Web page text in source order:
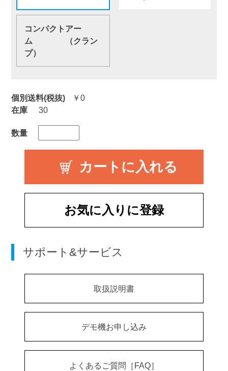
個別送料(税抜) ￥0
コンパクトアー
ム （クラン
プ）
在庫 30
数量
お気に入りに登録
サポート&サービス
取扱説明書
デモ機お申し込み
よくあるご質問［FAQ］